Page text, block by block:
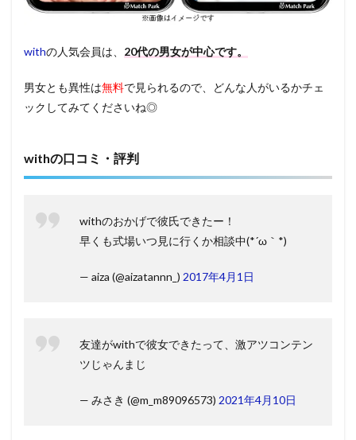
withの人気会員は、 20代の男女が中心です。
男女とも異性は無料で見られるので、どんな人がいるかチェ
ックしてみてくださいね◎
withの口コミ・評判
withのおかげで彼氏できたー！
早くも式場いつ見に行くか相談中(*´ω｀*)
— aiza (@aizatannn_) 2017年4月1日
友達がwithで彼女できたって、激アツコンテン
ツじゃんまじ
— みさき (@m_m89096573) 2021年4月10日